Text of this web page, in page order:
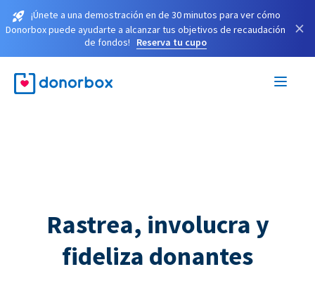
¡Únete a una demostración en de 30 minutos para ver cómo
Donorbox puede ayudarte a alcanzar tus objetivos de recaudación
de fondos!
Reserva tu cupo
×
Rastrea, involucra y
fideliza donantes